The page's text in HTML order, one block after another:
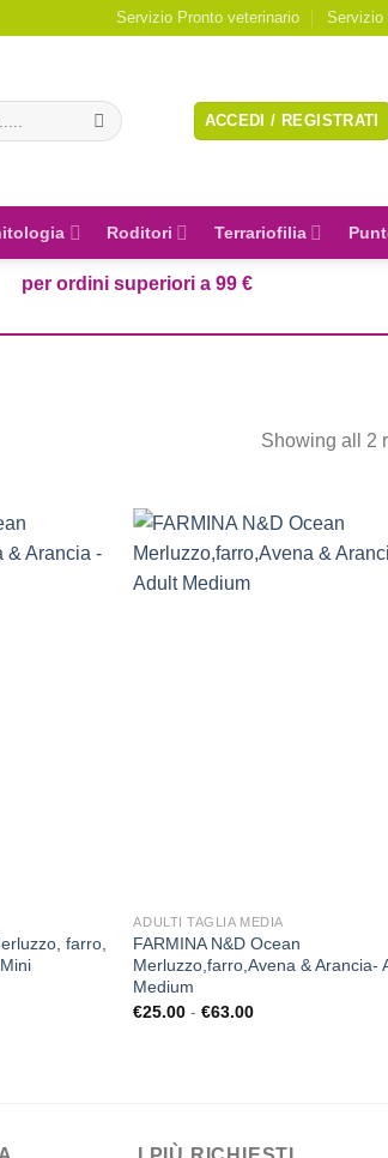
Servizio Pronto veterinario Servizio
ACCEDI / REGISTRATI
Roditori Terrariofilia
per ordini superiori a 99 €
Showing all 2
farro,
ADULTI TAGLIA MEDIA
FARMINA N&D Ocean
Merluzzo,farro,Avena & Arancia-
Medium
€25.00 - €63.00Fascia